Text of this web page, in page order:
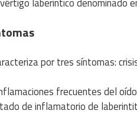
por tres síntomas:
frecuentes del
de inflamatorio de